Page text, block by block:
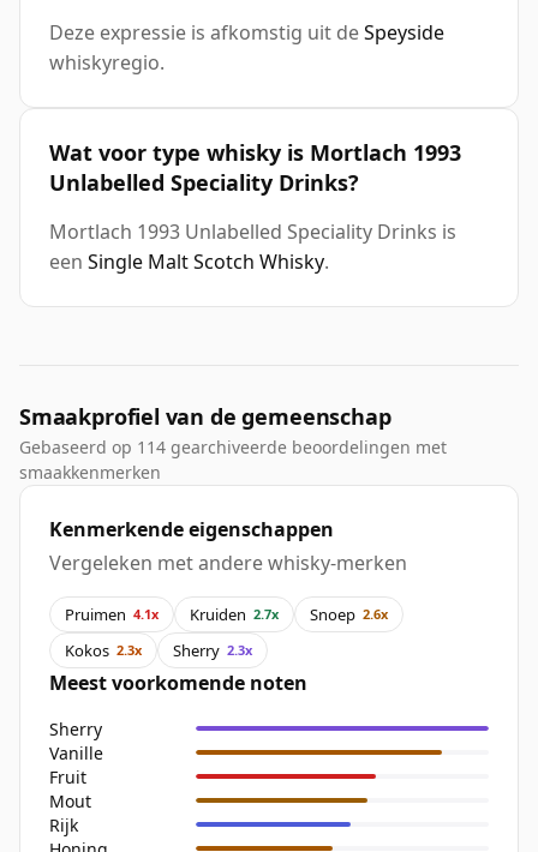
Deze expressie is afkomstig uit deSpeyside
whiskyregio.
Wat voor type whisky is Mortlach 1993
Unlabelled Speciality Drinks?
Mortlach 1993 Unlabelled Speciality Drinks is
een Single Malt Scotch Whisky.
Smaakprofiel van de gemeenschap
Gebaseerd op 114 gearchiveerde beoordelingen met
smaakkenmerken
Kenmerkende eigenschappen
Vergeleken met andere whisky-merken
Pruimen 4.1x Kruiden 2.7x Snoep 2.6x
Kokos 2.3x Sherry 2.3x
Meest voorkomende noten
Sherry
Vanille
Fruit
Mout
Rijk